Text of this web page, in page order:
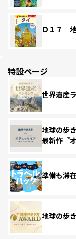
Ｄ１７
特設ページ
世界遺産
地球の歩
最新作『
準備も滞
地球の歩